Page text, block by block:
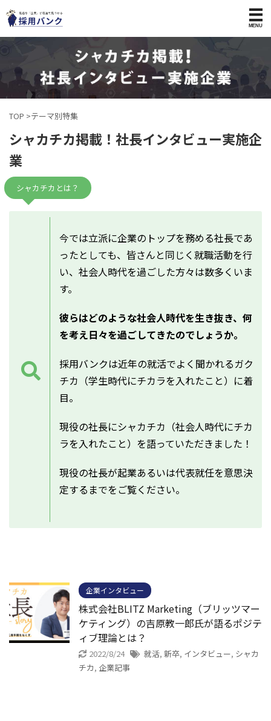
TOP >テーマ別特集
シャカチカ掲載！社長インタビュー実施企
業
シャカチカとは？
今では立派に企業のトップを務める社長であ
ったとしても、皆さんと同じく就職活動を行
い、社会人時代を過ごした方々は数多くいま
す。
彼らはどのような社会人時代を生き抜き、何
を考え日々を過ごしてきたのでしょうか。
採用バンクは近年の就活でよく聞かれるガク
チカ（学生時代にチカラを入れたこと）に着
目。
現役の社長にシャカチカ（社会人時代にチカ
ラを入れたこと）を語っていただきました！
現役の社長が起業あるいは代表就任を意思決
定するまでをご覧ください。
企業インタビュー
株式会社BLITZ Marketing（ブリッツマー
ケティング）の吉原教一郎氏が語るポジテ
ィブ理論とは？
2022/8/24 就活, 新卒, インタビュー, シャカ
チカ, 企業記事